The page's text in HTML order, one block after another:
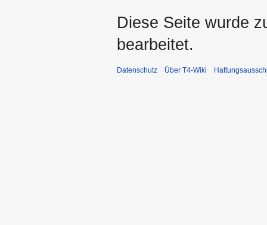
Diese Seite wurde
bearbeitet.
Datenschutz Über T4-Wiki